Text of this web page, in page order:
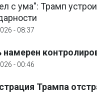
с ума": Трамп
- 08:37
намерен
- 00:46
Трампа